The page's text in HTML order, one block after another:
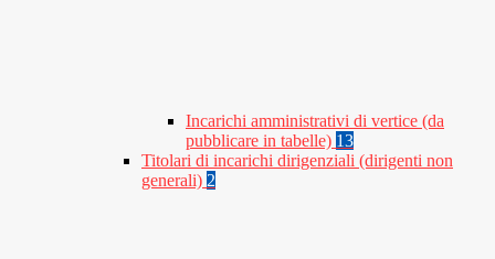
Incarichi amministrativi di vertice (da
pubblicare in tabelle) 13
Titolari di incarichi dirigenziali (dirigenti non
generali) 2